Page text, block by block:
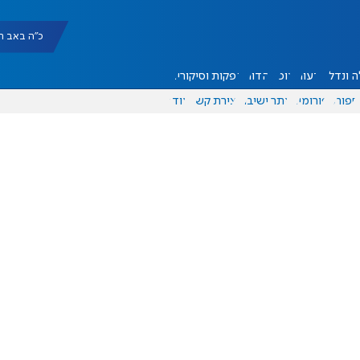
כ"ה באב תשפ"ו
ונדל"ן דעות אוכל יהדות הפקות וסיקורים
ספורט פורומים אתר ישיבה יצירת קשר עוד